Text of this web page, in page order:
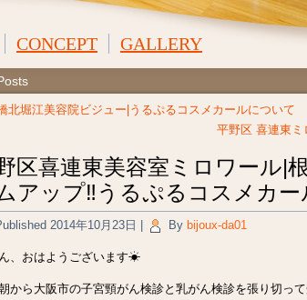
CONCEPT GALLERY
北堀江美容院ビジュー|うるぷるコスメカールについて
平野区 喜連東ミ
区喜連東美容室ミロワール|
アップ‼︎うるぷるコスメカー
2014年10月23日 By bijoux-da01
、おはようございます☀︎
から大阪市の子宮頸がん検診と乳がん検診を張り切っ